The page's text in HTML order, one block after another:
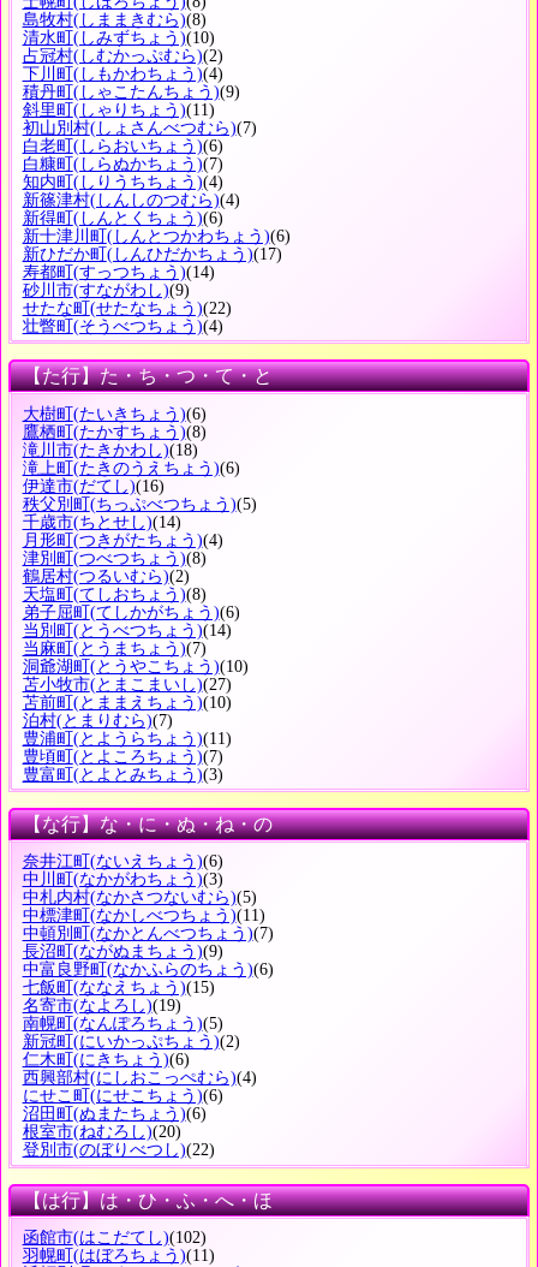
島牧村(しままきむら)(8)
清水町 (しみずちょう)(10)
占冠村(しむかっぷむら)(2)
下川町 (しもかわちょう)(4)
積丹町 (しゃこたんちょう)(9)
斜里町 (しゃりちょう)(11)
初山別村(しょさんべつむら)(7)
白老町 (しらおいちょう)(6)
白糠町 (しらぬかちょう)(7)
知内町 (しりうちちょう)(4)
新篠津村(しんしのつむら)(4)
新得町 (しんとくちょう)(6)
新十津川町 (しんとつかわちょう)(6)
新ひだか町 (しんひだかちょう)(17)
寿都町 (すっつちょう)(14)
砂川市(すながわし)(9)
せたな町 (せたなちょう)(22)
壮瞥町 (そうべつちょう)(4)
【た行】た・ち・つ・て・と
大樹町(たいきちょう)(6)
鷹栖町(たかすちょう)(8)
滝川市(たきかわし)(18)
滝上町(たきのうえちょう)(6)
伊達市(だてし)(16)
秩父別町(ちっぷべつちょう)(5)
千歳市(ちとせし)(14)
月形町(つきがたちょう)(4)
津別町(つべつちょう)(8)
鶴居村(つるいむら)(2)
天塩町(てしおちょう)(8)
弟子屈町(てしかがちょう)(6)
当別町(とうべつちょう)(14)
当麻町(とうまちょう)(7)
洞爺湖町(とうやこちょう)(10)
苫小牧市(とまこまいし)(27)
苫前町(とままえちょう)(10)
泊村(とまりむら)(7)
豊浦町(とようらちょう)(11)
豊頃町(とよころちょう)(7)
豊富町(とよとみちょう)(3)
【な行】な・に・ぬ・ね・の
奈井江町 (ないえちょう)(6)
中川町 (なかがわちょう)(3)
中札内村(なかさつないむら)(5)
中標津町 (なかしべつちょう)(11)
中頓別町 (なかとんべつちょう)(7)
長沼町 (ながぬまちょう)(9)
中富良野町 (なかふらのちょう)(6)
七飯町 (ななえちょう)(15)
名寄市(なよろし)(19)
南幌町 (なんぽろちょう)(5)
新冠町 (にいかっぷちょう)(2)
仁木町 (にきちょう)(6)
西興部村(にしおこっぺむら)(4)
にせこ町 (にせこちょう)(6)
沼田町 (ぬまたちょう)(6)
根室市(ねむろし)(20)
登別市(のぼりべつし)(22)
【は行】は・ひ・ふ・へ・ほ
函館市(はこだてし)(102)
羽幌町 (はぼろちょう)(11)